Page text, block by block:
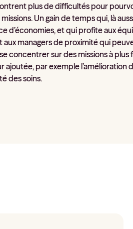
plus de difficultés pour
Un gain de temps qui, là
d’économies, et qui profite aux
aux managers de proximité qui
concentrer sur des missions à plus
ajoutée, par exemple l’amélioration
des soins.